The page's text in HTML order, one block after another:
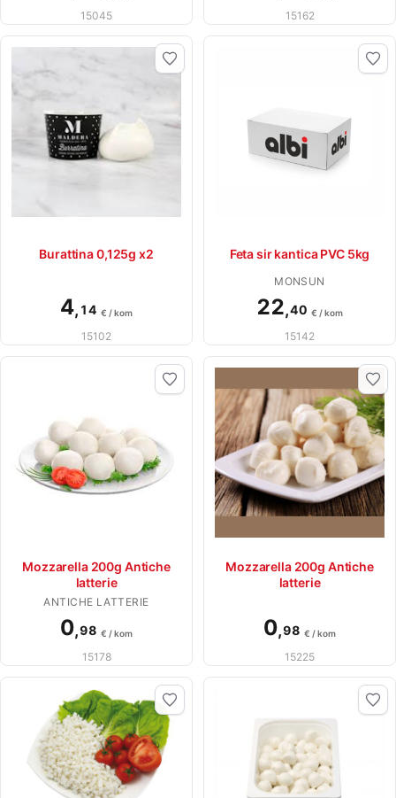
15045 15162
Burattina 0,125g x2
4, 14 € / kom
15102
Feta sir kantica PVC 5kg
MONSUN
22,40 € / kom
15142
Mozzarella 200g Antiche
latterie
ANTICHE LATTERIE
0,98 € / kom
15178
Mozzarella 200g Antiche
latterie
0,98 € / kom
15225